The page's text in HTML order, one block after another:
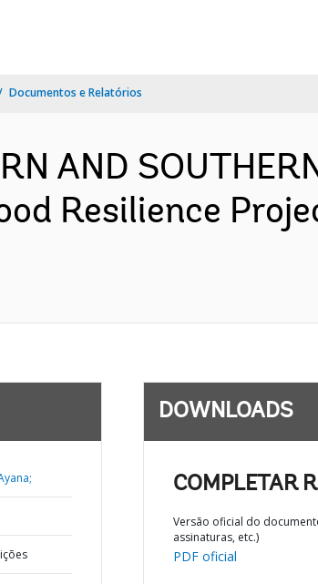
Documentos e Relatórios
AND
Resilience
DOWNLOADS
COMPLETAR
Versão oficial do
assinaturas, etc.)
PDF oficial